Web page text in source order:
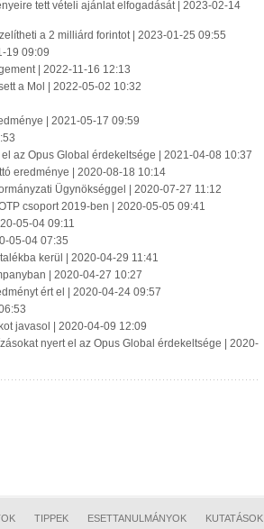
tett vételi ajánlat elfogadását | 2023-02-14
a 2 milliárd forintot | 2023-01-25 09:55
19 09:09
| 2022-11-16 12:13
a Mol | 2022-05-02 10:32
| 2021-05-17 09:59
az Opus Global érdekeltsége | 2021-04-08 10:37
eredménye | 2020-08-18 10:14
Ügynökséggel | 2020-07-27 11:12
csoport 2019-ben | 2020-05-05 09:41
05-04 09:11
05-04 07:35
kerül | 2020-04-29 11:41
| 2020-04-27 10:27
ért el | 2020-04-24 09:57
javasol | 2020-04-09 12:09
nyert el az Opus Global érdekeltsége | 2020-
TIPPEK ESETTANULMÁNYOK KUTATÁSOK